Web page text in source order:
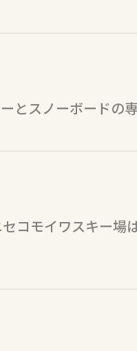
スノーボードの専
コモイワスキー場